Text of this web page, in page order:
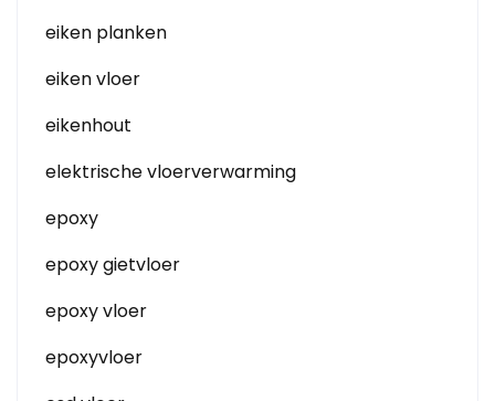
eiken planken
eiken vloer
eikenhout
elektrische vloerverwarming
epoxy
epoxy gietvloer
epoxy vloer
epoxyvloer